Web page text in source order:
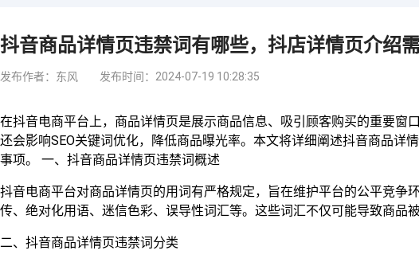
抖音商品详情页违禁词有哪些，抖店详情页介绍
发布作者：东风 发布时间：2024-07-19 10:28:35
在抖音电商平台上，商品详情页是展示商品信息、吸引顾客购买的重要窗
还会影响SEO关键词优化，降低商品曝光率。本文将详细阐述抖音商品详
事项。 一、抖音商品详情页违禁词概述
抖音电商平台对商品详情页的用词有严格规定，旨在维护平台的公平竞争
传、绝对化用语、迷信色彩、误导性词汇等。这些词汇不仅可能导致商品
二、抖音商品详情页违禁词分类